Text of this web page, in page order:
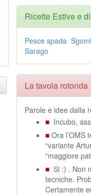
Ricette Estive e
Pesce spada
Sarago
La tavola rotonda
Parole e idee dalla
■ Incubo,
■ Ora l’OMS
“variante
“maggiore
■ Si :) . Non
tecniche.
Certamente